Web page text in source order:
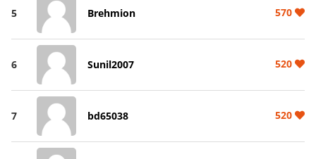
5 Brehmion 570
6 Sunil2007 520
7 bd65038 520